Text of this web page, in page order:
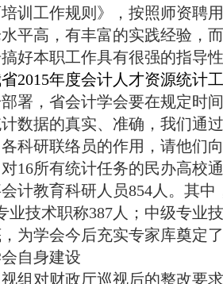
培训工作规则》，按照师资
平高，有丰富的实践经验，
好本职工作具有很强的指导
2015年度会计人才资源统计
署，省会计学会要在规定时
数据的真实、准确，我们通
科研联络员的作用，请他们
16所有统计任务的民办高校
计教育科研人员854人。其中
业技术职称387人；中级专业
为学会今后充实专家库奠定了
自身建设
组对财政厅巡视后的整改要